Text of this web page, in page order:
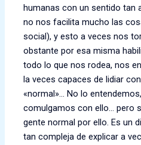
humanas con un sentido tan
no nos facilita mucho las
social), y esto a veces nos
obstante por esa misma
todo lo que nos rodea, nos
la veces capaces de lidiar
«normal»… No lo
comulgamos con ello… pero
gente normal por ello. Es un
tan compleja de explicar a